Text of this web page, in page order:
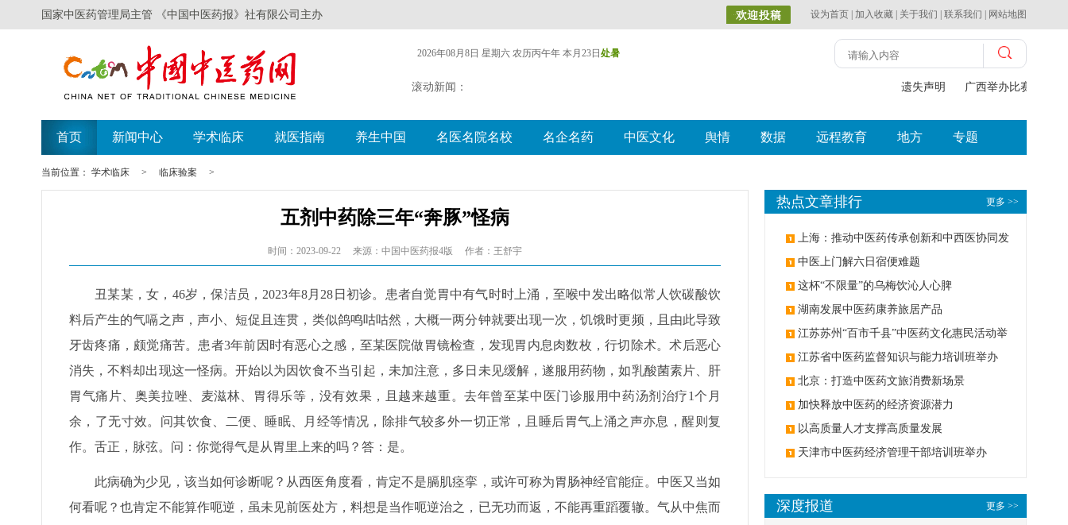
国家中医药管理局主管 《中国中医药报》社有限公司主办 设为首页 加入收藏 关于我们 联系我们 网站地图
2026年08月8日 星期六 农历丙午年 本月23日 处暑
滚动新闻： 遗失声明 广西举办比赛探索
首页 新闻中心 学术临床 就医指南 养生中国 名医名院名校 名企名药 中医文化 舆情 数据 远程教育 地方 专题
当前位置： 学术临床 > 临床验案 >
五剂中药除三年“奔豚”怪病
时间：2023-09-22 来源：中国中医药报4版 作者：王舒宇
丑某某，女，46岁，保洁员，2023年8月28日初诊。患者自觉胃中有气时时上涌，至喉中发出略似常人饮碳酸饮
料后产生的气嗝之声，声小、短促且连贯，类似鸽鸣咕咕然，大概一两分钟就要出现一次，饥饿时更频，且由此导致
牙齿疼痛，颇觉痛苦。患者3年前因时有恶心之感，至某医院做胃镜检查，发现胃内息肉数枚，行切除术。术后恶心
消失，不料却出现这一怪病。开始以为因饮食不当引起，未加注意，多日未见缓解，遂服用药物，如乳酸菌素片、肝
胃气痛片、奥美拉唑、麦滋林、胃得乐等，没有效果，且越来越重。去年曾至某中医门诊服用中药汤剂治疗1个月
余，了无寸效。问其饮食、二便、睡眠、月经等情况，除排气较多外一切正常，且睡后胃气上涌之声亦息，醒则复
作。舌正，脉弦。问：你觉得气是从胃里上来的吗？答：是。
此病确为少见，该当如何诊断呢？从西医角度看，肯定不是膈肌痉挛，或许可称为胃肠神经官能症。中医又当如
何看呢？也肯定不能算作呃逆，虽未见前医处方，料想是当作呃逆治之，已无功而返，不能再重蹈覆辙。气从中焦而
更多 >>
热点文章排行
上海：推动中医药传承创新和中西医协同发
展 中医上门解六日宿便难题
这杯“不限量”的乌梅饮沁人心脾
湖南发展中医药康养旅居产品
江苏苏州“百市千县”中医药文化惠民活动举
办 江苏省中医药监督知识与能力培训班举办
北京：打造中医药文旅消费新场景
加快释放中医药的经济资源潜力
以高质量人才支撑高质量发展
天津市中医药经济管理干部培训班举办
更多 >>
深度报道